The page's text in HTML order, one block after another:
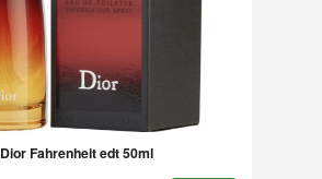
Dior Fahrenheit edt 50ml